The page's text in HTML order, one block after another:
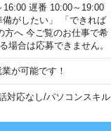
遅番 10:00～19:00
がしたい」 「できれば
へ 今ご覧のお仕事で希
場合は応募できません。
が可能です！
対応なし/パソコンスキル